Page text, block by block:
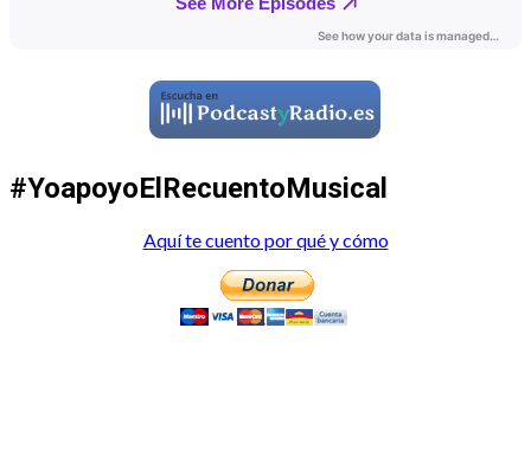
#YoapoyoElRecuentoMusical
Aquí te cuento por qué y cómo